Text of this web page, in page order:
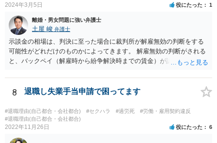
って異なります。 子会社の代表取締役が辞任を認めてくれるのであれ
ば，少なくとも法律上は，親会社（子会社にとっての株主）の承諾は
必要ありません。 なお，子会社の代表取締役には，取締役辞任の登記
をしてもらわなければなりません。 親会社が株主代表訴訟を提起する
ことは理論上可能ですが，あなたに対して追及できる責任は，あなた
自身が会社に対して追う責任（例えば任務懈怠責任）の範囲に留まり
ます。子会社の負債をあなたに負わせることはできません。 実際上問
いてくれないと，辞任の登記をするためには，最終的には訴訟を提起
2024年3月5日 役にたった 1
離婚・男女問題に強い弁護士
土屋 峻 弁護士
示談金の相場は、判決に至った場合に裁判所が解雇無効の判断をする
可能性がどれだけのものかによってきます。 解雇無効の判断がされる
と、バックペイ（解雇時から紛争解決時までの賃金）が認められるの
準となります。解決金の基準は、半年から１年程度の賃金相当額くら
いだと思います。 この件は、弁護士に具体的な内容について、ご相談
8 退職し失業手当申請で困ってます
#退職理由(自己都合・会社都合) #セクハラ #過労死
#労働・雇用契約違反
#退職理由(自己都合・会社都合)
2022年11月26日 役にたった 6